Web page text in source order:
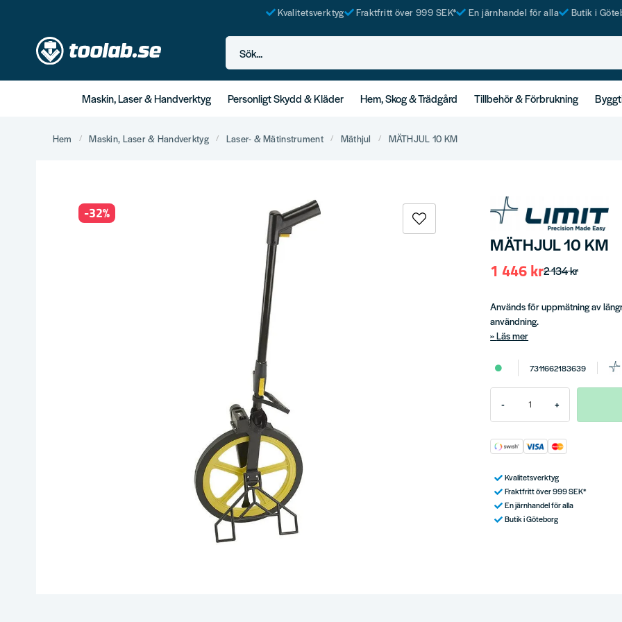
Kvalitetsverktyg Fraktfritt över 999 SEK* En järnhandel för alla Butik i
Sök...
Maskin, Laser & Handverktyg Personligt Skydd & Kläder Hem, Skog & Trädgård Tillbehör & Förbrukning
Hem Maskin, Laser & Handverktyg Laser- & Mätinstrument Mäthjul MÄTHJUL 10 KM
-32%
MÄTHJUL 10 KM
2 134 kr
1 446 kr
Används för uppmätning av
användning.
Läs mer
7311662183639
- +
Kvalitetsverktyg
Fraktfritt över 999 SEK*
En järnhandel för alla
Butik i Göteborg